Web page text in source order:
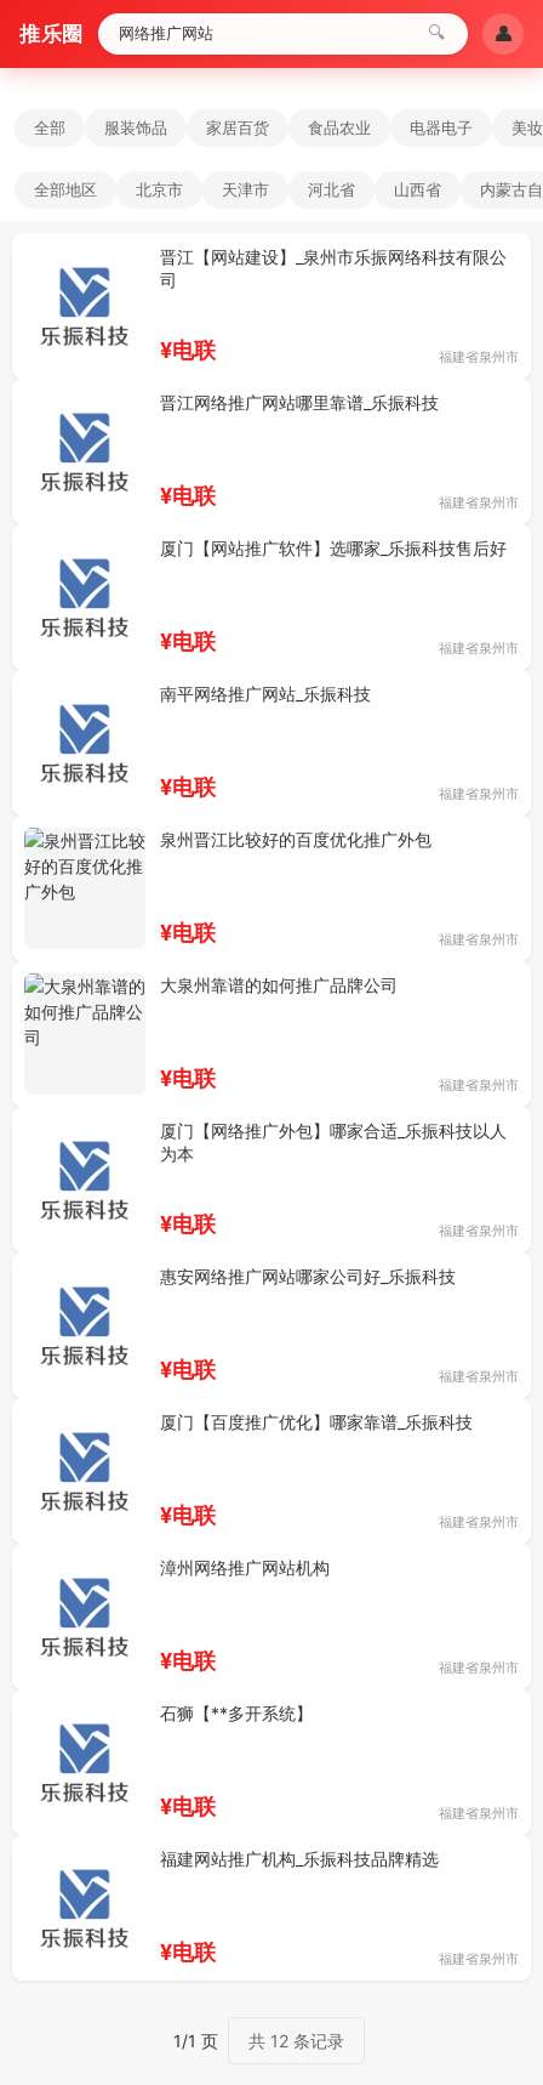
推乐圈 🔍 👤
全部 服装饰品 家居百货 食品农业 电器电子 美
全部地区 北京市 天津市 河北省 山西省 内蒙古
晋江【网站建设】_泉州市乐振网络科技有限公
司
¥电联 福建省泉州市
晋江网络推广网站哪里靠谱_乐振科技
¥电联 福建省泉州市
厦门【网站推广软件】选哪家_乐振科技售后好
¥电联 福建省泉州市
南平网络推广网站_乐振科技
¥电联 福建省泉州市
泉州晋江比较好的百度优化推广外包
¥电联 福建省泉州市
大泉州靠谱的如何推广品牌公司
¥电联 福建省泉州市
厦门【网络推广外包】哪家合适_乐振科技以人
为本
¥电联 福建省泉州市
惠安网络推广网站哪家公司好_乐振科技
¥电联 福建省泉州市
厦门【百度推广优化】哪家靠谱_乐振科技
¥电联 福建省泉州市
漳州网络推广网站机构
¥电联 福建省泉州市
石狮【**多开系统】
¥电联 福建省泉州市
福建网站推广机构_乐振科技品牌精选
¥电联 福建省泉州市
1/1 页 共 12 条记录